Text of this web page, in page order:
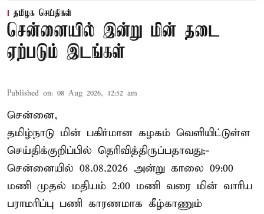
தமிழக செய்திகள்
சென்னையில் இன்று மின் தடை
ஏற்படும் இடங்கள்
Published on: 08 Aug 2026, 12:52 am
சென்னை,
தமிழ்நாடு மின் பகிர்மான கழகம் வெளியிட்டுள்ள
செய்திக்குறிப்பில் தெரிவித்திருப்பதாவது;-
சென்னையில் 08.08.2026 அன்று காலை 09:00
மணி முதல் மதியம் 2:00 மணி வரை மின் வாரிய
பராமரிப்பு பணி காரணமாக கீழ்காணும்